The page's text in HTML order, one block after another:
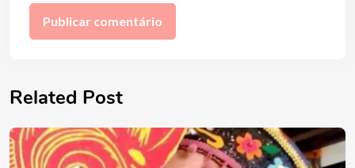
Related Post